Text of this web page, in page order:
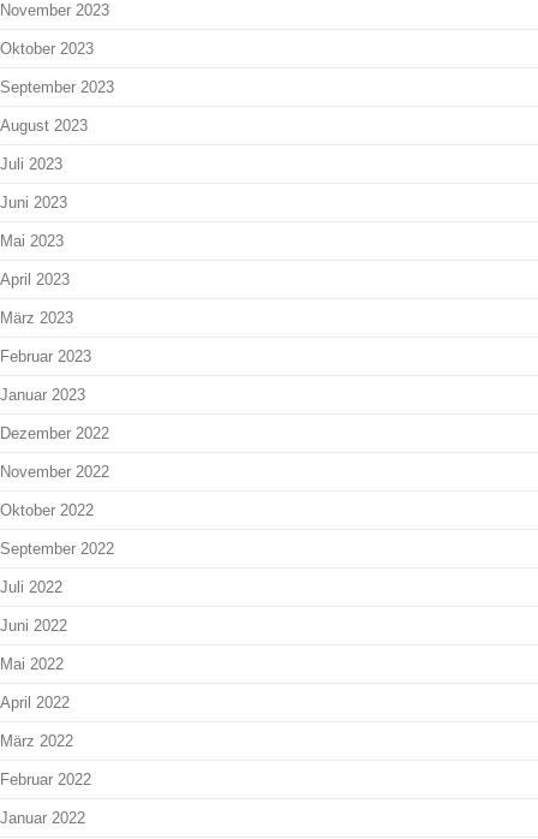
November 2023
Oktober 2023
September 2023
August 2023
Juli 2023
Juni 2023
Mai 2023
April 2023
März 2023
Februar 2023
Januar 2023
Dezember 2022
November 2022
Oktober 2022
September 2022
Juli 2022
Juni 2022
Mai 2022
April 2022
März 2022
Februar 2022
Januar 2022